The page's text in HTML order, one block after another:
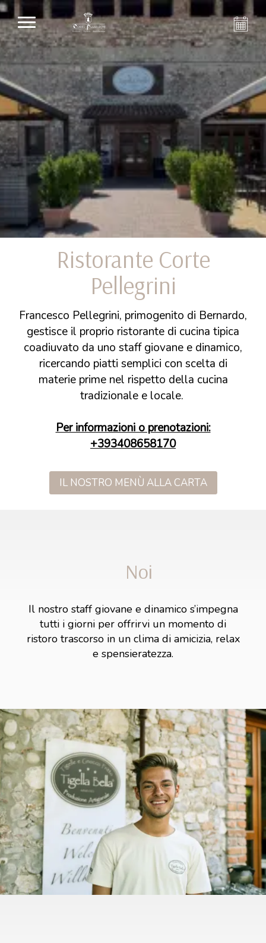
Ristorante Corte
Pellegrini
Francesco Pellegrini, primogenito di Bernardo,
gestisce il proprio ristorante di cucina tipica
coadiuvato da uno staff giovane e dinamico,
ricercando piatti semplici con scelta di
materie prime nel rispetto della cucina
tradizionale e locale.
Per informazioni o prenotazioni:
+393408658170
IL NOSTRO MENÙ ALLA CARTA
Noi
Il nostro staff giovane e dinamico s’impegna
tutti i giorni per offrirvi un momento di
ristoro trascorso in un clima di amicizia, relax
e spensieratezza.